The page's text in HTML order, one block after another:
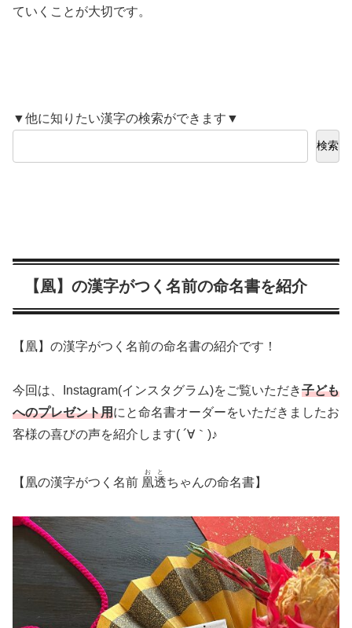
ていくことが大切です。
▼他に知りたい漢字の検索ができます▼
検索
【凰】の漢字がつく名前の命名書を紹介
【凰】の漢字がつく名前の命名書の紹介です！
今回は、Instagram(インスタグラム)をご覧いただき子ども
へのプレゼント用にと命名書オーダーをいただきましたお
客様の喜びの声を紹介します( ´∀｀)♪
【凰の漢字がつく名前 凰透
おと
ちゃんの命名書】